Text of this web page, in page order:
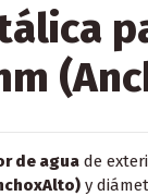
de agua de
y